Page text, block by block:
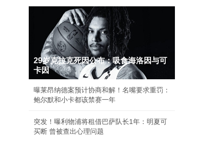
29岁克拉克死因公布：吸食海洛因与可
卡因
曝莱昂纳德案预计协商和解！名嘴要求重罚：
鲍尔默和小卡都该禁赛一年
突发！曝利物浦将租借巴萨队长1年：明夏可
买断 曾被查出心理问题